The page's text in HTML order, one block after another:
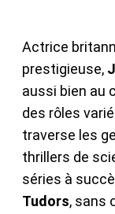
Actrice
prestigieuse,
aussi bien au
des rôles
traverse les
thrillers de
séries à
Tudors, sans